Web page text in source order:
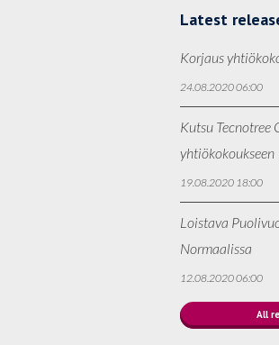
Latest
Korjaus
24.08.2020 06:00
Kutsu Tecnotree
yhtiökokoukseen
19.08.2020 18:00
Loistava
Normaalissa
12.08.2020 06:00
All